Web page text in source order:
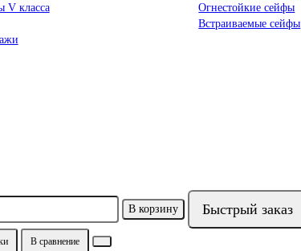
V класса
Огнестойкие сейфы
Встраиваемые сейфы
В корзину Быстрый заказ
В сравнение